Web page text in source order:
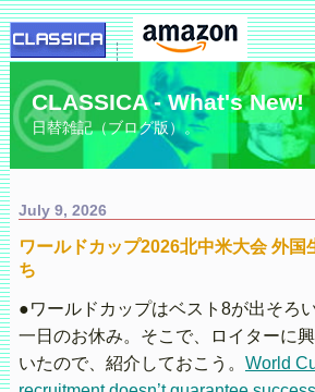
CLASSICA - What's New!
日替雑記（ブログ版）。
July 9, 2026
ワールドカップ2026北中米大会 外国
ち
●ワールドカップはベスト8が出そろ
一日のお休み。そこで、ロイターに
いたので、紹介しておこう。 World